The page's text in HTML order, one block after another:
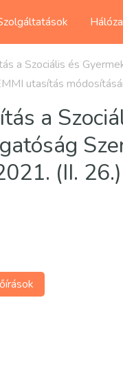
a Szociális és
utasítás
a
(II.